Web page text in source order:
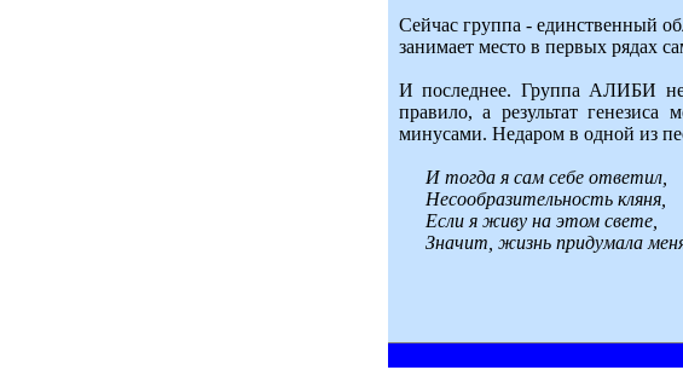
Сейчас группа - единственный
занимает место в первых рядах
И последнее. Группа АЛИБИ
правило, а результат
минусами. Недаром в одной из
И тогда я сам себе ответил,
Несообразительность кляня,
Если я живу на этом свете,
Значит, жизнь придумала